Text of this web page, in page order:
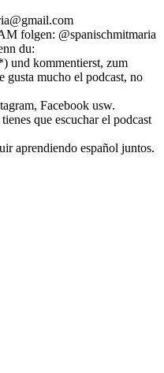
folgen: ⁠⁠⁠⁠⁠⁠⁠⁠⁠⁠⁠⁠⁠⁠⁠⁠⁠⁠⁠⁠⁠⁠⁠⁠⁠⁠⁠⁠⁠⁠@spanischmitmaria⁠⁠⁠⁠⁠⁠⁠⁠⁠⁠⁠⁠⁠⁠⁠⁠⁠⁠⁠⁠⁠⁠⁠⁠⁠⁠⁠⁠⁠⁠
du:
und kommentierst, zum
gusta mucho el podcast, no
Facebook usw.
que escuchar el podcast
aprendiendo español juntos.